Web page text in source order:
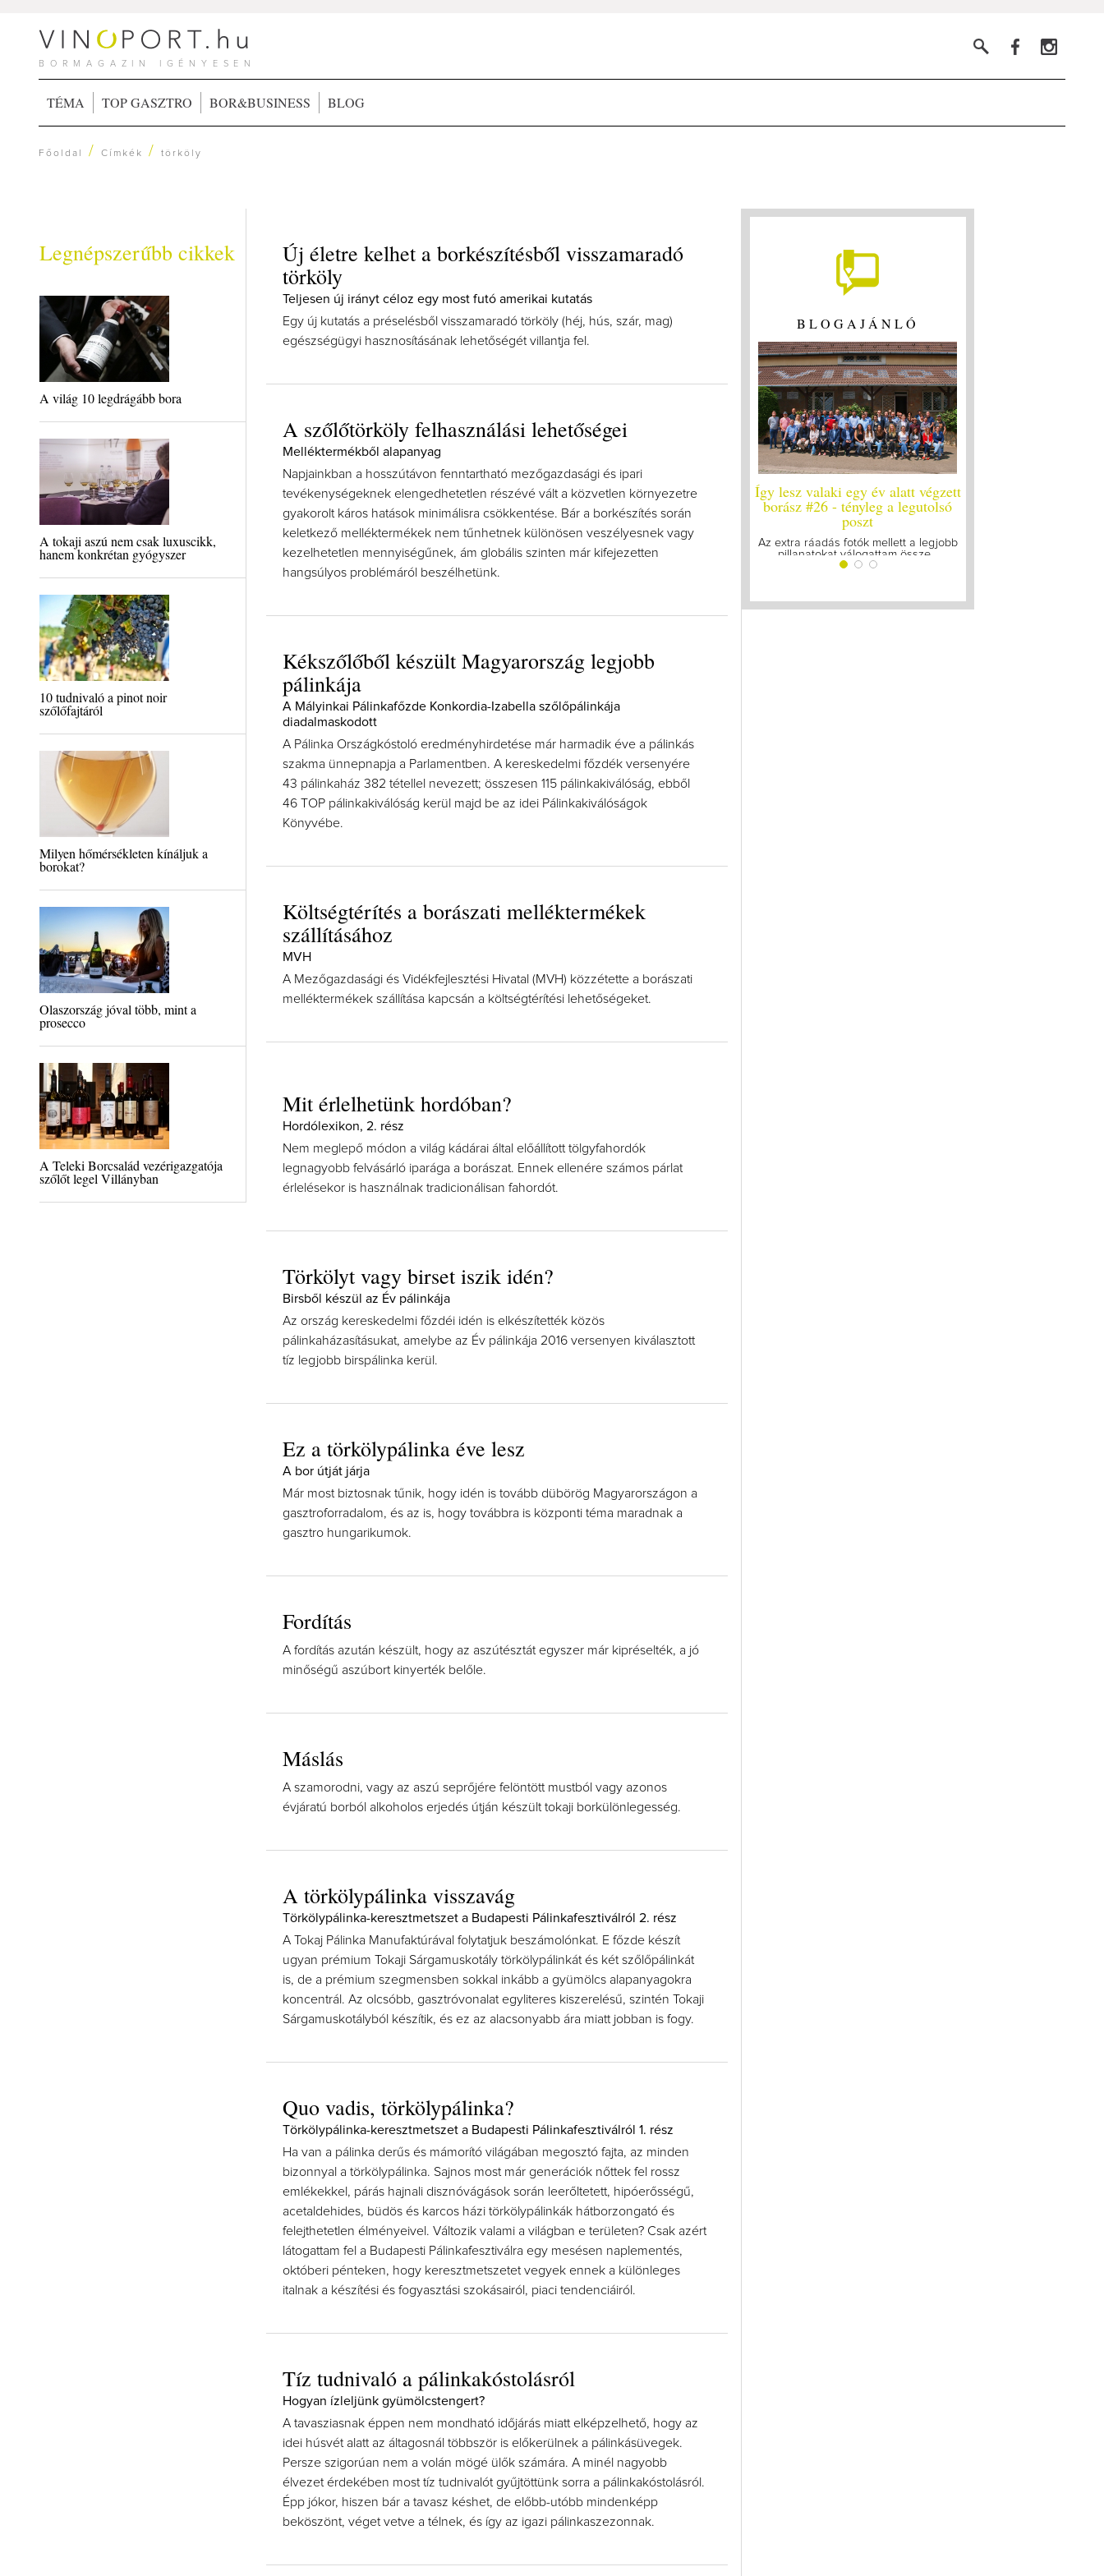
BORMAGAZIN IGÉNYESEN
TÉMA TOP GASZTRO BOR&BUSINESS BLOG
Főoldal /Címkék /törköly
Legnépszerűbb cikkek
A világ 10 legdrágább bora
A tokaji aszú nem csak luxuscikk,
hanem konkrétan gyógyszer
10 tudnivaló a pinot noir
szőlőfajtáról
Milyen hőmérsékleten kínáljuk a
borokat?
Olaszország jóval több, mint a
prosecco
A Teleki Borcsalád vezérigazgatója
szőlőt legel Villányban
Új életre kelhet a borkészítésből visszamaradó
törköly
Teljesen új irányt céloz egy most futó amerikai kutatás
Egy új kutatás a préselésből visszamaradó törköly (héj, hús, szár, mag)
egészségügyi hasznosításának lehetőségét villantja fel.
A szőlőtörköly felhasználási lehetőségei
Melléktermékből alapanyag
Napjainkban a hosszútávon fenntartható mezőgazdasági és ipari
tevékenységeknek elengedhetetlen részévé vált a közvetlen környezetre
gyakorolt káros hatások minimálisra csökkentése. Bár a borkészítés során
keletkező melléktermékek nem tűnhetnek különösen veszélyesnek vagy
kezelhetetlen mennyiségűnek, ám globális szinten már kifejezetten
hangsúlyos problémáról beszélhetünk.
Kékszőlőből készült Magyarország legjobb
pálinkája
A Mályinkai Pálinkafőzde Konkordia-Izabella szőlőpálinkája
diadalmaskodott
A Pálinka Országkóstoló eredményhirdetése már harmadik éve a pálinkás
szakma ünnepnapja a Parlamentben. A kereskedelmi főzdék versenyére
43 pálinkaház 382 tétellel nevezett; összesen 115 pálinkakiválóság, ebből
46 TOP pálinkakiválóság kerül majd be az idei Pálinkakiválóságok
Könyvébe.
Költségtérítés a borászati melléktermékek
szállításához
MVH
A Mezőgazdasági és Vidékfejlesztési Hivatal (MVH) közzétette a borászati
melléktermékek szállítása kapcsán a költségtérítési lehetőségeket.
Mit érlelhetünk hordóban?
Hordólexikon, 2. rész
Nem meglepő módon a világ kádárai által előállított tölgyfahordók
legnagyobb felvásárló iparága a borászat. Ennek ellenére számos párlat
érlelésekor is használnak tradicionálisan fahordót.
Törkölyt vagy birset iszik idén?
Birsből készül az Év pálinkája
Az ország kereskedelmi főzdéi idén is elkészítették közös
pálinkaházasításukat, amelybe az Év pálinkája 2016 versenyen kiválasztott
tíz legjobb birspálinka kerül.
Ez a törkölypálinka éve lesz
A bor útját járja
Már most biztosnak tűnik, hogy idén is tovább dübörög Magyarországon a
gasztroforradalom, és az is, hogy továbbra is központi téma maradnak a
gasztro hungarikumok.
Fordítás
A fordítás azután készült, hogy az aszútésztát egyszer már kipréselték, a jó
minőségű aszúbort kinyerték belőle.
Máslás
A szamorodni, vagy az aszú seprőjére felöntött mustból vagy azonos
évjáratú borból alkoholos erjedés útján készült tokaji borkülönlegesség.
A törkölypálinka visszavág
Törkölypálinka-keresztmetszet a Budapesti Pálinkafesztiválról 2. rész
A Tokaj Pálinka Manufaktúrával folytatjuk beszámolónkat. E főzde készít
ugyan prémium Tokaji Sárgamuskotály törkölypálinkát és két szőlőpálinkát
is, de a prémium szegmensben sokkal inkább a gyümölcs alapanyagokra
koncentrál. Az olcsóbb, gasztróvonalat egyliteres kiszerelésű, szintén Tokaji
Sárgamuskotályból készítik, és ez az alacsonyabb ára miatt jobban is fogy.
Quo vadis, törkölypálinka?
Törkölypálinka-keresztmetszet a Budapesti Pálinkafesztiválról 1. rész
Ha van a pálinka derűs és mámorító világában megosztó fajta, az minden
bizonnyal a törkölypálinka. Sajnos most már generációk nőttek fel rossz
emlékekkel, párás hajnali disznóvágások során leerőltetett, hipóerősségű,
acetaldehides, büdös és karcos házi törkölypálinkák hátborzongató és
felejthetetlen élményeivel. Változik valami a világban e területen? Csak azért
látogattam fel a Budapesti Pálinkafesztiválra egy mesésen naplementés,
októberi pénteken, hogy keresztmetszetet vegyek ennek a különleges
italnak a készítési és fogyasztási szokásairól, piaci tendenciáiról.
Tíz tudnivaló a pálinkakóstolásról
Hogyan ízleljünk gyümölcstengert?
A tavasziasnak éppen nem mondható időjárás miatt elképzelhető, hogy az
idei húsvét alatt az áltagosnál többször is előkerülnek a pálinkásüvegek.
Persze szigorúan nem a volán mögé ülők számára. A minél nagyobb
élvezet érdekében most tíz tudnivalót gyűjtöttünk sorra a pálinkakóstolásról.
Épp jókor, hiszen bár a tavasz késhet, de előbb-utóbb mindenképp
beköszönt, véget vetve a télnek, és így az igazi pálinkaszezonnak.
BLOGAJÁNLÓ
Így lesz valaki egy év alatt végzett
borász #26 - tényleg a legutolsó
poszt
Az extra ráadás fotók mellett a legjobb
pillanatokat válogattam össze...
Így lesz valaki egy év alatt végzett
borász #25
Megírtuk a modulzáró vizsgákat, már
lázasan készülünk az utolsó...